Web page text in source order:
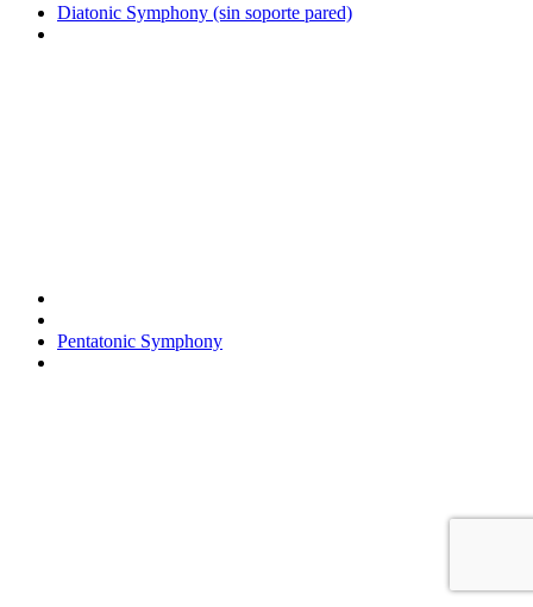
Diatonic Symphony (sin soporte pared)
Pentatonic Symphony